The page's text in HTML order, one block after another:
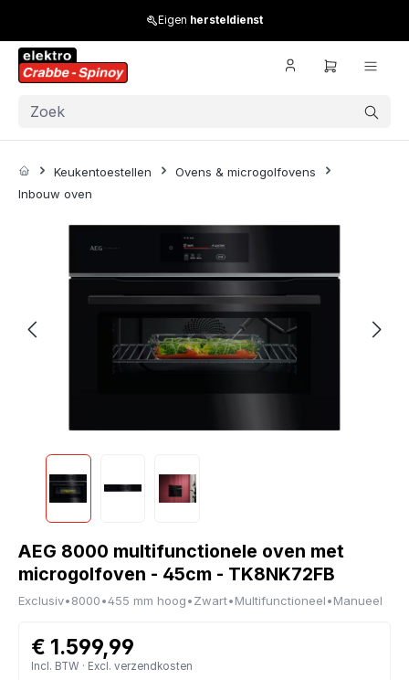
Eigen hersteldienst
Keukentoestellen
Ovens & microgolfovens
Inbouw oven
AEG 8000 multifunctionele oven met
microgolfoven - 45cm - TK8NK72FB
Exclusiv•8000•455 mm hoog•Zwart•Multifunctioneel•Manueel
€ 1.599,99
Incl. BTW · Excl. verzendkosten